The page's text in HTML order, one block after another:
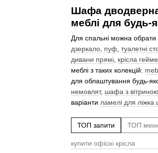
Шафа дводверна
меблі для будь-
Для спальні можна обрати
дзеркало, пуф, туалетні
дивани прямі, крісла
меблі з таких колекцій:
для облаштування будь-
немовлят, шафа з вітриною
варіанти ламелі для ліжка
ТОП запити ТОП
купити офісні крісла